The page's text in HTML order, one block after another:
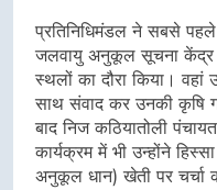
प्रतिनिधिमंडल ने सबसे
जलवायु अनुकूल सूचना केंद्र
स्थलों का दौरा किया। वहां
साथ संवाद कर उनकी कृषि
बाद निज कठियातोली
कार्यक्रम में भी उन्होंने
अनुकूल धान) खेती पर चर्चा